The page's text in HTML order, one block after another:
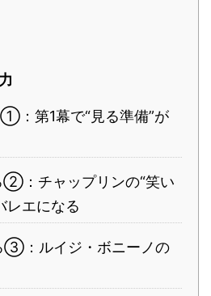
：第1幕で“見る準備”が
②：チャップリンの“笑い
レエになる
③：ルイジ・ボニーノの